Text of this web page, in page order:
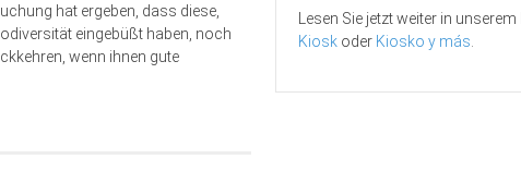
hat ergeben, dass diese,
eingebüßt haben, noch
wenn ihnen gute
Lesen Sie jetzt weiter in unserem
Kiosk oder Kiosko y más